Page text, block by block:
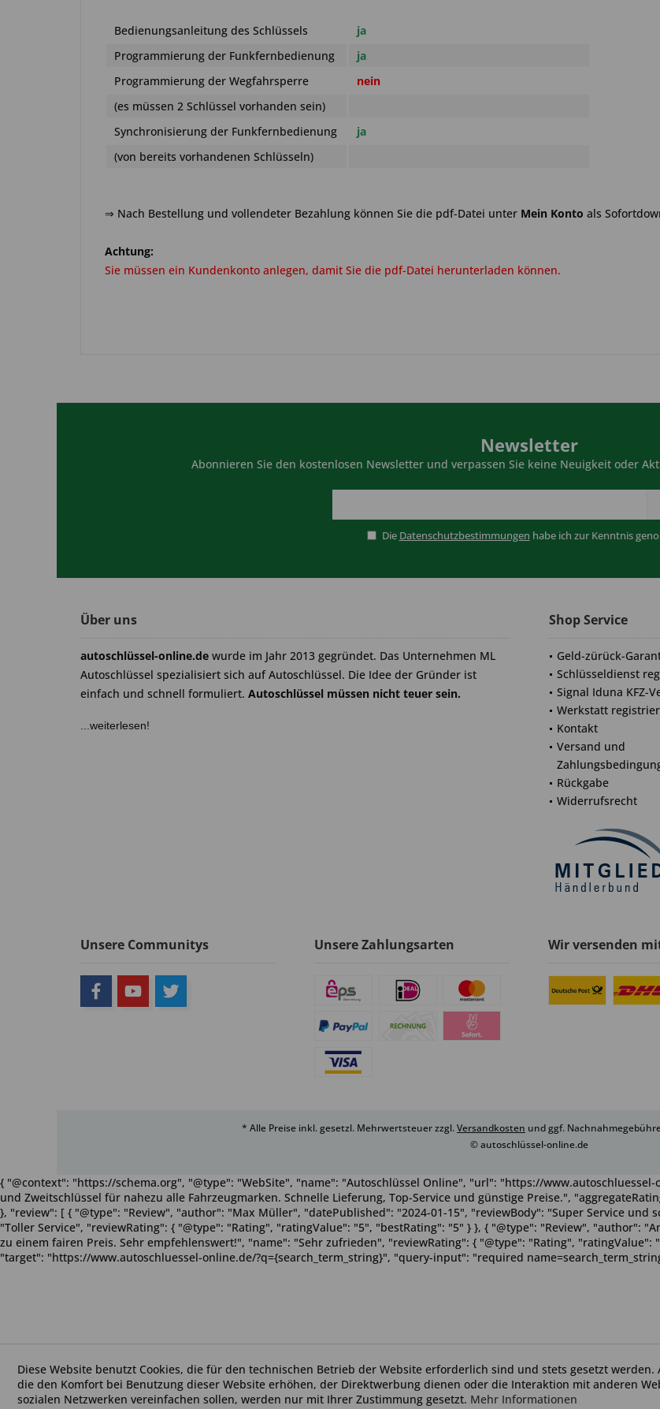
Bedienungsanleitung des Schlüssels
ja
Programmierung der Funkfernbedienung
ja
Programmierung der Wegfahrsperre
nein
(es müssen 2 Schlüssel vorhanden sein)
Synchronisierung der Funkfernbedienung
ja
(von bereits vorhandenen Schlüsseln)
⇒ Nach Bestellung und vollendeter Bezahlung können Sie die pdf-Datei unter Mein Konto als
Achtung:
Sie müssen ein Kundenkonto anlegen, damit Sie die pdf-Datei herunterladen können.
Newsletter
Abonnieren Sie den kostenlosen Newsletter und verpassen Sie keine Neuigkeit oder
Die Datenschutzbestimmungen habe ich zur Kenntnis
Über uns
autoschlüssel-online.de wurde im Jahr 2013 gegründet. Das Unternehmen ML
Autoschlüssel spezialisiert sich auf Autoschlüssel. Die Idee der Gründer ist
einfach und schnell formuliert. Autoschlüssel müssen nicht teuer sein.
...weiterlesen!
Shop Service
Geld-zürück-
Schlüsseldienst
Signal Iduna KFZ-
Werkstatt
Kontakt
Versand und
Rückgabe
Widerrufsrecht
Unsere Communitys Unsere Zahlungsarten Wir versenden
* Alle Preise inkl. gesetzl. Mehrwertsteuer zzgl.Versandkosten und ggf.
© autoschlüssel-online.de
Diese Website benutzt Cookies, die für den technischen Betrieb der Website erforderlich sind und stets gesetzt werden.
die den Komfort bei Benutzung dieser Website erhöhen, der Direktwerbung dienen oder die Interaktion mit anderen
sozialen Netzwerken vereinfachen sollen, werden nur mit Ihrer Zustimmung gesetzt. Mehr Informationen
{ "@context": "https://schema.org", "@type": "WebSite", "name": "Autoschlüssel Online", "url": "https://
und Zweitschlüssel für nahezu alle Fahrzeugmarken. Schnelle Lieferung, Top-Service und günstige Preise.",
}, "review": [ { "@type": "Review", "author": "Max Müller", "datePublished": "2024-01-15", "reviewBody": "Super Service
"Toller Service", "reviewRating": { "@type": "Rating", "ratingValue": "5", "bestRating": "5" } }, { "@type": "Review", "author":
zu einem fairen Preis. Sehr empfehlenswert!", "name": "Sehr zufrieden", "reviewRating": { "@type": "Rating",
"target": "https://www.autoschluessel-online.de/?q={search_term_string}", "query-input": "required